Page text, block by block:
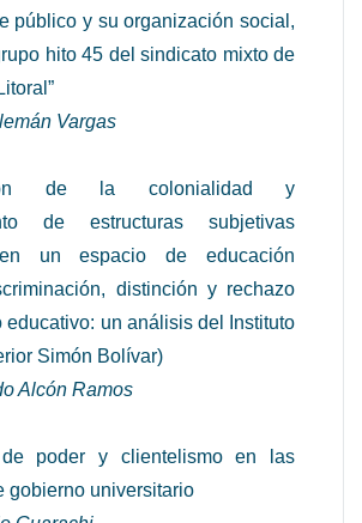
público y su organización social,
hito 45 del sindicato mixto de
Vargas
de la colonialidad y
de estructuras subjetivas
un espacio de educación
distinción y rechazo
educativo: un análisis del Instituto
Simón Bolívar)
Alcón Ramos
de poder y clientelismo en las
gobierno universitario